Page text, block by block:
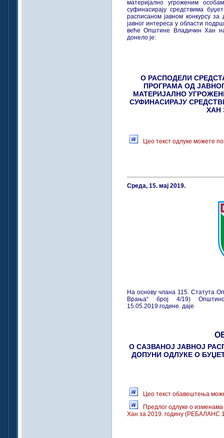
материјално угроженим
суфинасирају средствима
расписаном јавном конкурсу за
јавног интереса у области
веће Општине Владичин Хан
донело је:
О РАСПОДЕЛИ
ПРОГРАМА ОД
МАТЕРИЈАЛНО
СУФИНАСИРАЈУ
ХАН
Цео текст одлуке можете
Среда, 15. мај 2019.
На основу члана 115. Статута
Врања“ број 4/19)
15.05.2019.године. даје
О САЗВАНОЈ ЈАВНОЈ
ДОПУНИ ОДЛУКЕ О
Цео текст обавештења
Предлог oдлуке о
Хан за 2019. годину (РЕБАЛАНС